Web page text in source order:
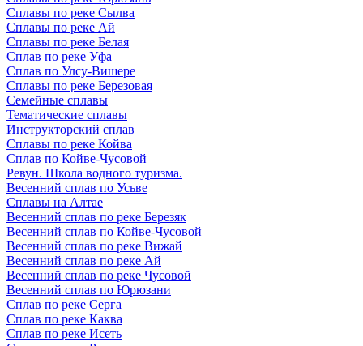
Сплавы по реке Сылва
Сплавы по реке Ай
Сплавы по реке Белая
Сплав по реке Уфа
Сплав по Улсу-Вишере
Сплавы по реке Березовая
Семейные сплавы
Тематические сплавы
Инструкторский сплав
Сплавы по реке Койва
Сплав по Койве-Чусовой
Ревун. Школа водного туризма.
Весенний сплав по Усьве
Сплавы на Алтае
Весенний сплав по реке Березяк
Весенний сплав по Койве-Чусовой
Весенний сплав по реке Вижай
Весенний сплав по реке Ай
Весенний сплав по реке Чусовой
Весенний сплав по Юрюзани
Сплав по реке Серга
Сплав по реке Каква
Сплав по реке Исеть